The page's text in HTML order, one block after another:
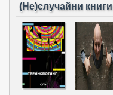
(Не)случайни книги